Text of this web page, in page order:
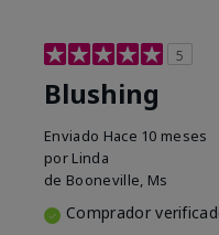
5
Blushing
Enviado Hace 10 meses
por Linda
de Booneville, Ms
Comprador